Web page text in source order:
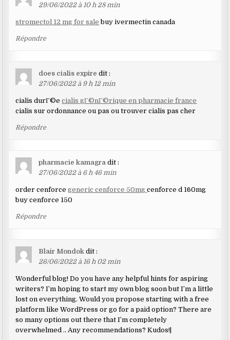
29/06/2022 à 10 h 28 min
stromectol 12 mg for sale buy ivermectin canada
Répondre
does cialis expire dit :
27/06/2022 à 9 h 12 min
cialis durГ©ecialis gГ©nГ©rique en pharmacie france
cialis sur ordonnance ou pas ou trouver cialis pas cher
Répondre
pharmacie kamagra dit :
27/06/2022 à 6 h 46 min
order cenforcegeneric cenforce 50mgcenforce d 160mg
buy cenforce 150
Répondre
Blair Mondok dit :
26/06/2022 à 16 h 02 min
Wonderful blog! Do you have any helpful hints for aspiring
writers? I’m hoping to start my own blog soon but I’m a little
lost on everything. Would you propose starting with a free
platform like WordPress or go for a paid option? There are
so many options out there that I’m completely
overwhelmed .. Any recommendations? Kudos!|